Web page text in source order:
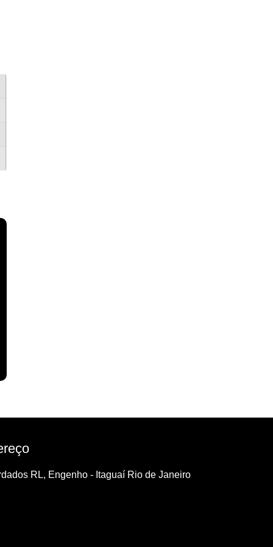
RL, Engenho - Itaguaí Rio de Janeiro